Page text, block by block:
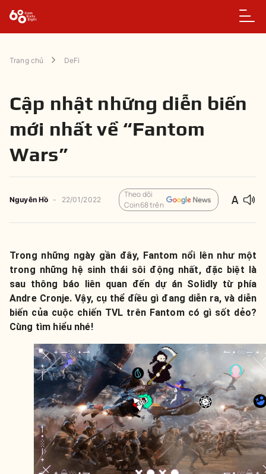
Trang chủ DeFi
Cập nhật những diễn biến
mới nhất về “Fantom
Wars”
Nguyên Hồ - 22/01/2022
Theo dõi
Coin68 trên
Trong những ngày gần đây, Fantom nổi lên như một
trong những hệ sinh thái sôi động nhất, đặc biệt là
sau thông báo liên quan đến dự án Solidly từ phía
Andre Cronje. Vậy, cụ thể điều gì đang diễn ra, và diễn
biến của cuộc chiến TVL trên Fantom có gì sốt dẻo?
Cùng tìm hiểu nhé!